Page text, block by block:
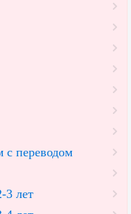
с переводом
3 лет